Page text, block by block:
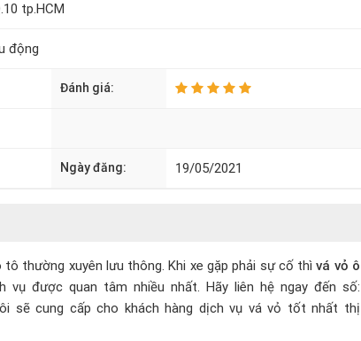
tp.HCM
động
Đánh giá:
Ngày đăng: 19/05/2021
thường xuyên lưu thông. Khi xe gặp phải sự cố thìvá vỏ ô
vụ được quan tâm nhiều nhất. Hãy liên hệ ngay đến số:
sẽ cung cấp cho khách hàng dịch vụ vá vỏ tốt nhất thị